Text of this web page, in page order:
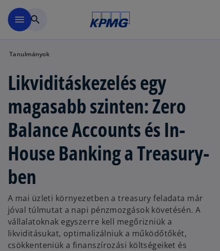
menu search
Tanulmányok
Likviditáskezelés egy
magasabb szinten: Zero
Balance Accounts és In-
House Banking a Treasury-
ben
A mai üzleti környezetben a treasury feladata már
jóval túlmutat a napi pénzmozgások követésén. A
vállalatoknak egyszerre kell megőrizniük a
likviditásukat, optimalizálniuk a működőtőkét,
csökkenteniük a finanszírozási költségeiket és